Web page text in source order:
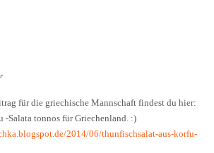
für die griechische Mannschaft findest du hier:
-Salata tonnos für Griechenland. :)
2014/06/thunfischsalat-aus-korfu-